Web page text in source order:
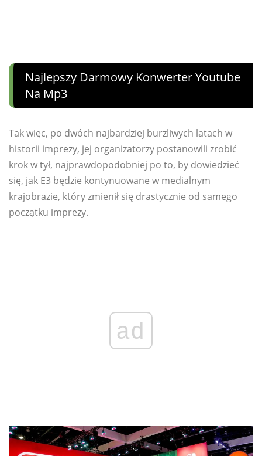
Najlepszy Darmowy Konwerter Youtube
Na Mp3
Tak więc, po dwóch najbardziej burzliwych latach w
historii imprezy, jej organizatorzy postanowili zrobić
krok w tył, najprawdopodobniej po to, by dowiedzieć
się, jak E3 będzie kontynuowane w medialnym
krajobrazie, który zmienił się drastycznie od samego
początku imprezy.
ad